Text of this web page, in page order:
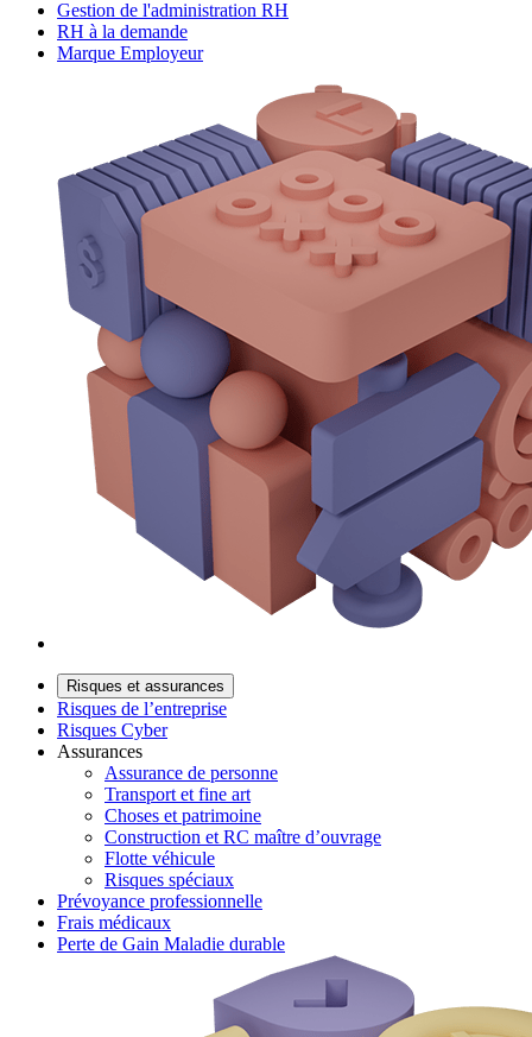
Gestion de l'administration RH
RH à la demande
Marque Employeur
Risques et assurances
Risques de l’entreprise
Risques Cyber
Assurances
Assurance de personne
Transport et fine art
Choses et patrimoine
Construction et RC maître d’ouvrage
Flotte véhicule
Risques spéciaux
Prévoyance professionnelle
Frais médicaux
Perte de Gain Maladie durable